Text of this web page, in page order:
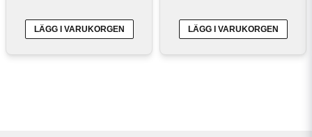
LÄGG I VARUKORGEN LÄGG I VARUKORGEN